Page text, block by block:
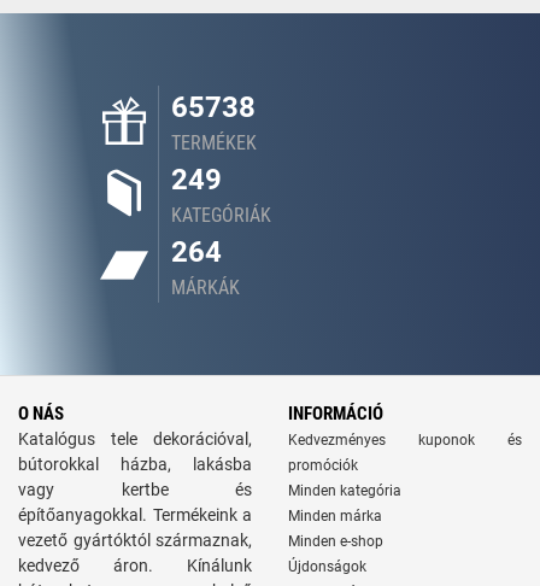
65738
TERMÉKEK
249
KATEGÓRIÁK
264
MÁRKÁK
O NÁS
Katalógus tele dekorációval,
bútorokkal házba, lakásba
vagy kertbe és
építőanyagokkal. Termékeink a
vezető gyártóktól származnak,
kedvező áron. Kínálunk
INFORMÁCIÓ
Kedvezményes kuponok és
promóciók
Minden kategória
Minden márka
Minden e-shop
Újdonságok